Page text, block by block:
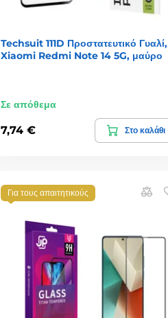
Techsuit 111D Προστατευτικό Γυαλί,
Xiaomi Redmi Note 14 5G, μαύρο
Σε απόθεμα
7,74 € Στο καλάθι
Για τους απαιτητικούς